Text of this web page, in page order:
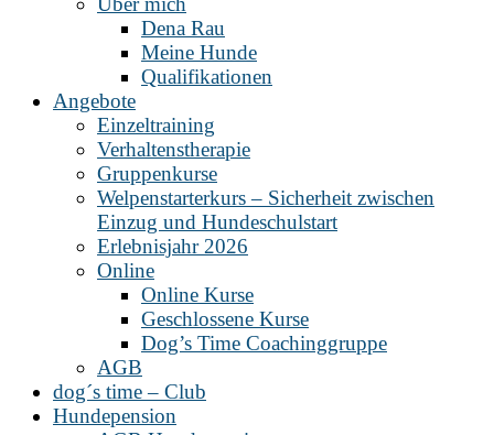
Dena Rau
Meine Hunde
Qualifikationen
Angebote
Einzeltraining
Verhaltenstherapie
Gruppenkurse
Welpenstarterkurs – Sicherheit zwischen
Einzug und Hundeschulstart
Erlebnisjahr 2026
Online
Online Kurse
Geschlossene Kurse
Dog’s Time Coachinggruppe
AGB
dog´s time – Club
Hundepension